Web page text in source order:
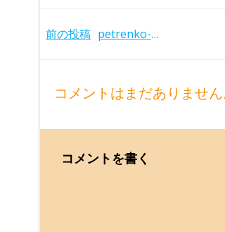
Post
前の投稿 petrenko-bpo-20251120
コメントはまだありませ
コメントを書く